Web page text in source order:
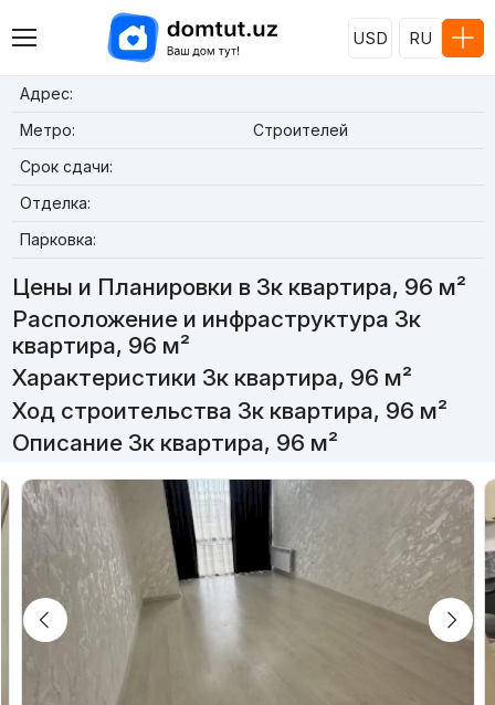
USD RU
Адрес:
Метро:
Строителей
Срок сдачи:
Отделка:
Парковка:
Цены и Планировки в 3к квартира, 96 м²
Расположение и инфраструктура 3к
квартира, 96 м²
Характеристики 3к квартира, 96 м²
Ход строительства 3к квартира, 96 м²
Описание 3к квартира, 96 м²